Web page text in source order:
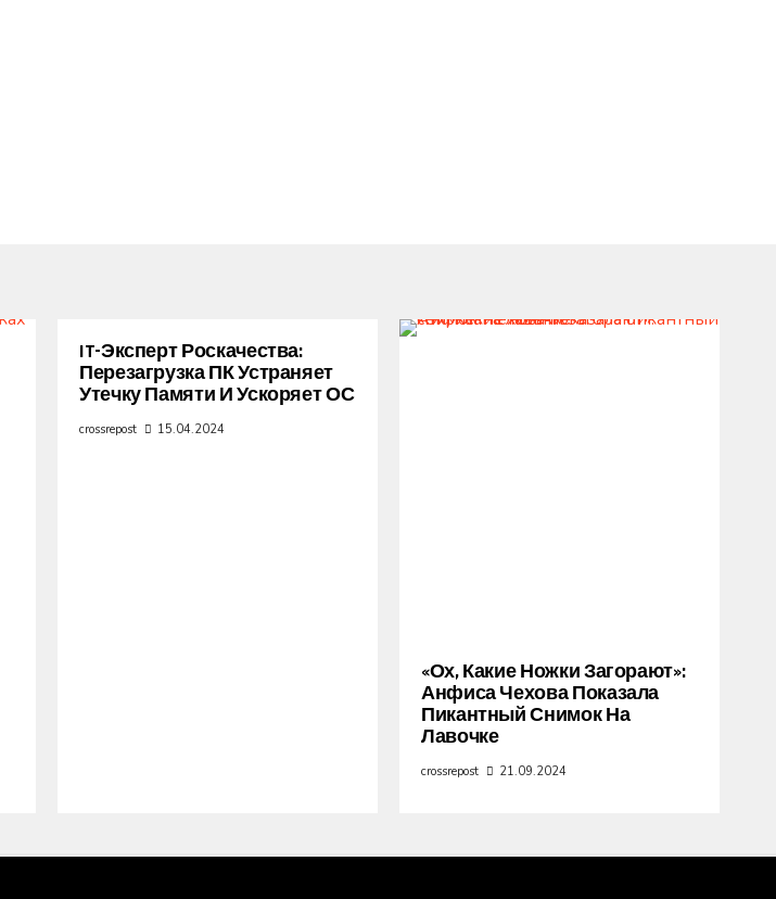
IT-Эксперт Роскачества:
Перезагрузка ПК Устраняет
Утечку Памяти И Ускоряет ОС
crossrepost 15.04.2024
«Ох, Какие Ножки Загорают»:
Анфиса Чехова Показала
Пикантный Снимок На
Лавочке
crossrepost 21.09.2024